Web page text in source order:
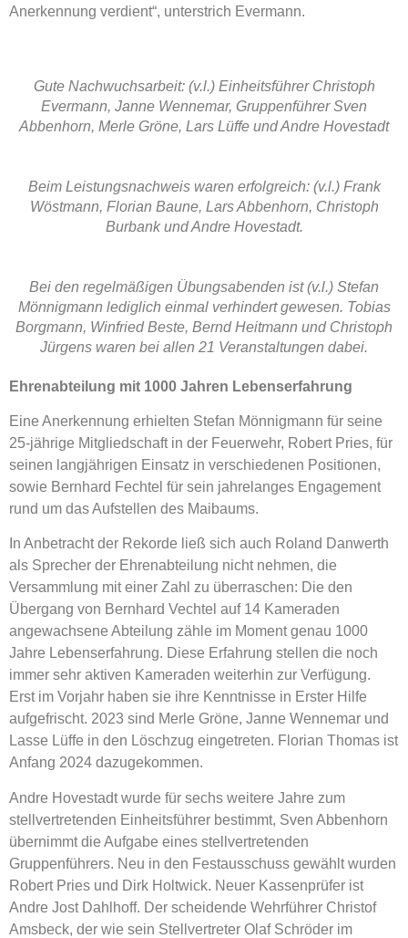
Anerkennung verdient“, unterstrich Evermann.
Gute Nachwuchsarbeit: (v.l.) Einheitsführer Christoph
Evermann, Janne Wennemar, Gruppenführer Sven
Abbenhorn, Merle Gröne, Lars Lüffe und Andre Hovestadt
Beim Leistungsnachweis waren erfolgreich: (v.l.) Frank
Wöstmann, Florian Baune, Lars Abbenhorn, Christoph
Burbank und Andre Hovestadt.
Bei den regelmäßigen Übungsabenden ist (v.l.) Stefan
Mönnigmann lediglich einmal verhindert gewesen. Tobias
Borgmann, Winfried Beste, Bernd Heitmann und Christoph
Jürgens waren bei allen 21 Veranstaltungen dabei.
Ehrenabteilung mit 1000 Jahren Lebenserfahrung
Eine Anerkennung erhielten Stefan Mönnigmann für seine
25-jährige Mitgliedschaft in der Feuerwehr, Robert Pries, für
seinen langjährigen Einsatz in verschiedenen Positionen,
sowie Bernhard Fechtel für sein jahrelanges Engagement
rund um das Aufstellen des Maibaums.
In Anbetracht der Rekorde ließ sich auch Roland Danwerth
als Sprecher der Ehrenabteilung nicht nehmen, die
Versammlung mit einer Zahl zu überraschen: Die den
Übergang von Bernhard Vechtel auf 14 Kameraden
angewachsene Abteilung zähle im Moment genau 1000
Jahre Lebenserfahrung. Diese Erfahrung stellen die noch
immer sehr aktiven Kameraden weiterhin zur Verfügung.
Erst im Vorjahr haben sie ihre Kenntnisse in Erster Hilfe
aufgefrischt. 2023 sind Merle Gröne, Janne Wennemar und
Lasse Lüffe in den Löschzug eingetreten. Florian Thomas ist
Anfang 2024 dazugekommen.
Andre Hovestadt wurde für sechs weitere Jahre zum
stellvertretenden Einheitsführer bestimmt, Sven Abbenhorn
übernimmt die Aufgabe eines stellvertretenden
Gruppenführers. Neu in den Festausschuss gewählt wurden
Robert Pries und Dirk Holtwick. Neuer Kassenprüfer ist
Andre Jost Dahlhoff. Der scheidende Wehrführer Christof
Amsbeck, der wie sein Stellvertreter Olaf Schröder im